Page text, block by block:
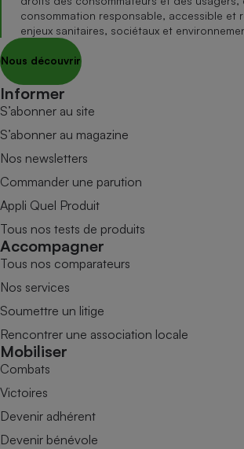
consommation responsable, accessible et
enjeux sanitaires, sociétaux et
Nous découvrir
Informer
S’abonner au site
S’abonner au magazine
Nos newsletters
Commander une parution
Appli Quel Produit
Tous nos tests de produits
Accompagner
Tous nos comparateurs
Nos services
Soumettre un litige
Rencontrer une association locale
Mobiliser
Combats
Victoires
Devenir adhérent
Devenir bénévole